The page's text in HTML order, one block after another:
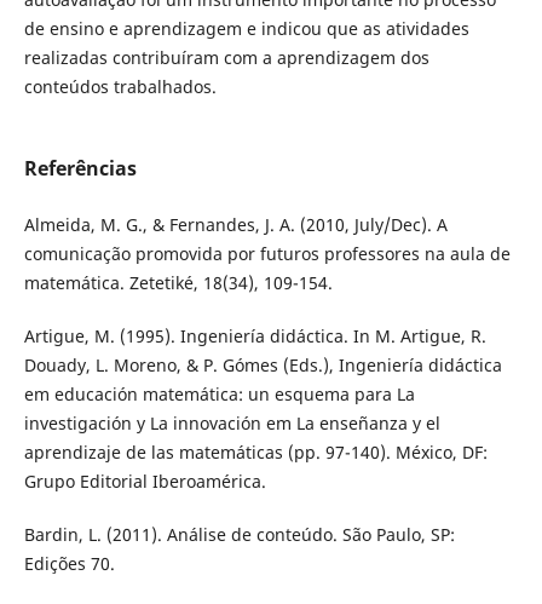
de ensino e aprendizagem e indicou que as atividades
realizadas contribuíram com a aprendizagem dos
conteúdos trabalhados.
Referências
Almeida, M. G., & Fernandes, J. A. (2010, July/Dec). A
comunicação promovida por futuros professores na aula de
matemática. Zetetiké, 18(34), 109-154.
Artigue, M. (1995). Ingeniería didáctica. In M. Artigue, R.
Douady, L. Moreno, & P. Gómes (Eds.), Ingeniería didáctica
em educación matemática: un esquema para La
investigación y La innovación em La enseñanza y el
aprendizaje de las matemáticas (pp. 97-140). México, DF:
Grupo Editorial Iberoamérica.
Bardin, L. (2011). Análise de conteúdo. São Paulo, SP:
Edições 70.